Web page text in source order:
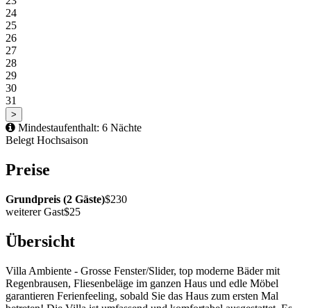
24
25
26
27
28
29
30
31
>
Mindestaufenthalt: 6 Nächte
Belegt Hochsaison
Preise
Grundpreis (2 Gäste)$230
weiterer Gast$25
Übersicht
Villa Ambiente - Grosse Fenster/Slider, top moderne Bäder mit
Regenbrausen, Fliesenbeläge im ganzen Haus und edle Möbel
garantieren Ferienfeeling, sobald Sie das Haus zum ersten Mal